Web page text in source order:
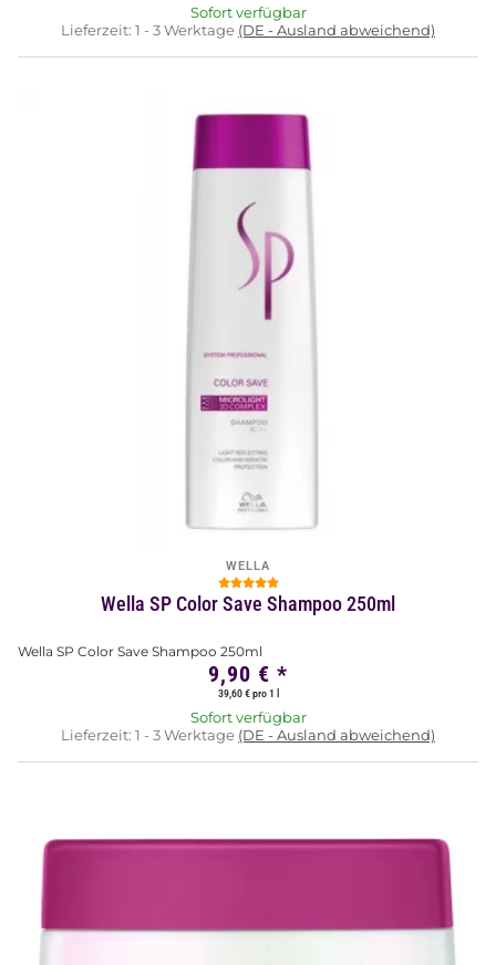
Sofort verfügbar
Lieferzeit: 1 - 3 Werktage (DE - Ausland abweichend)
WELLA
Wella SP Color Save Shampoo 250ml
Wella SP Color Save Shampoo 250ml
9,90 € *
39,60 € pro 1 l
Sofort verfügbar
Lieferzeit: 1 - 3 Werktage (DE - Ausland abweichend)